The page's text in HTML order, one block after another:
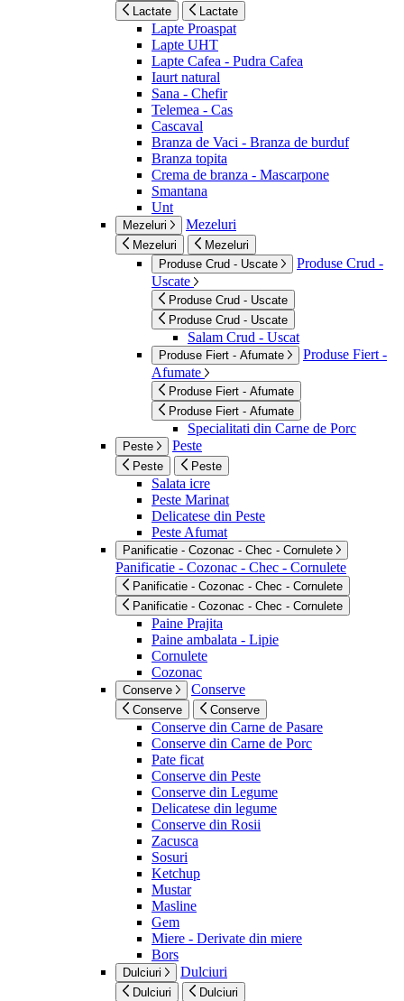
Lactate Lactate
Lapte Proaspat
Lapte UHT
Lapte Cafea - Pudra Cafea
Iaurt natural
Sana - Chefir
Telemea - Cas
Cascaval
Branza de Vaci - Branza de burduf
Branza topita
Crema de branza - Mascarpone
Smantana
Unt
Mezeluri Mezeluri
Mezeluri
Mezeluri
Produse Crud - Uscate
Produse Crud -
Uscate
Produse Crud - Uscate
Produse Crud - Uscate
Salam Crud - Uscat
Produse Fiert - Afumate
Produse Fiert -
Afumate
Produse Fiert - Afumate
Produse Fiert - Afumate
Specialitati din Carne de Porc
Peste Peste
Peste Peste
Salata icre
Peste Marinat
Delicatese din Peste
Peste Afumat
Panificatie - Cozonac - Chec - Cornulete
Panificatie - Cozonac - Chec - Cornulete
Panificatie - Cozonac - Chec - Cornulete
Panificatie - Cozonac - Chec - Cornulete
Paine Prajita
Paine ambalata - Lipie
Cornulete
Cozonac
Conserve Conserve
Conserve Conserve
Conserve din Carne de Pasare
Conserve din Carne de Porc
Pate ficat
Conserve din Peste
Conserve din Legume
Delicatese din legume
Conserve din Rosii
Zacusca
Sosuri
Ketchup
Mustar
Masline
Gem
Miere - Derivate din miere
Bors
Dulciuri Dulciuri
Dulciuri Dulciuri